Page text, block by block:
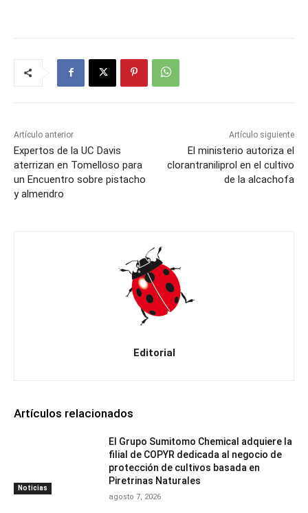
Artículo anterior
Expertos de la UC Davis
aterrizan en Tomelloso para
un Encuentro sobre pistacho
y almendro
Artículo siguiente
El ministerio autoriza el
clorantraniliprol en el cultivo
de la alcachofa
Editorial
Artículos relacionados
Noticias
El Grupo Sumitomo Chemical adquiere la
filial de COPYR dedicada al negocio de
protección de cultivos basada en
Piretrinas Naturales
agosto 7, 2026